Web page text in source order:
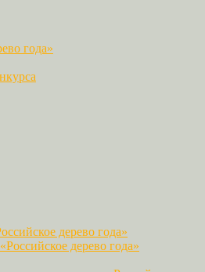
года»
дерево года»
дерево года»